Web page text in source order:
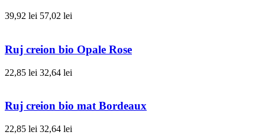
39,92 lei 57,02 lei
Ruj creion bio Opale Rose
22,85 lei 32,64 lei
Ruj creion bio mat Bordeaux
22,85 lei 32,64 lei